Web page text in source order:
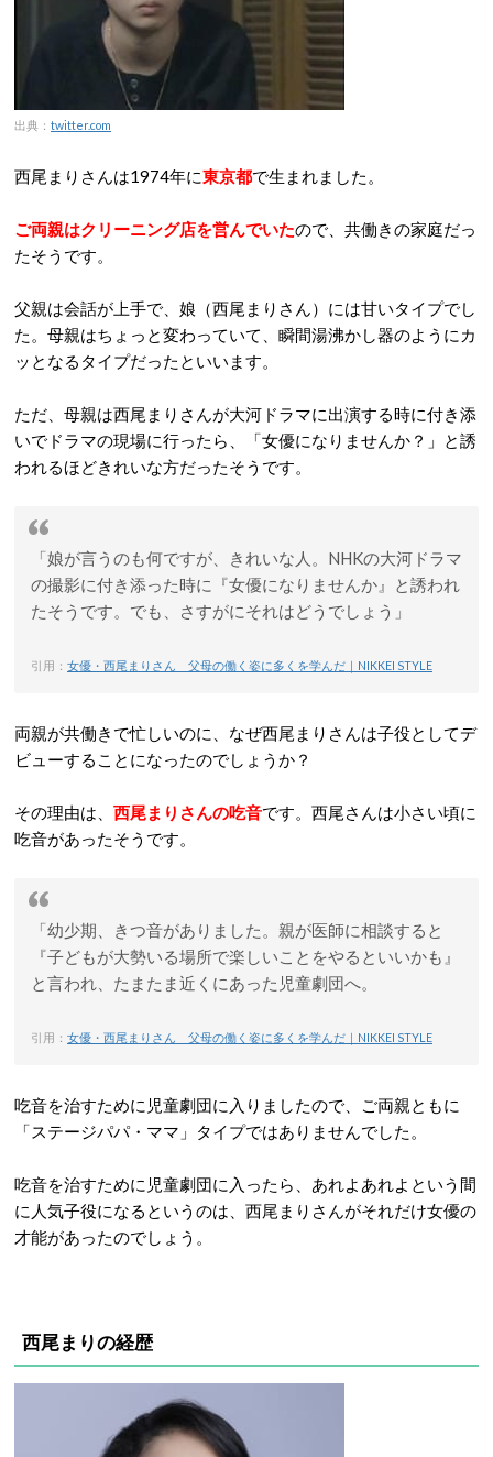
出典： twitter.com
西尾まりさんは1974年に東京都で生まれました。
ご両親はクリーニング店を営んでいたので、共働きの家庭だっ
たそうです。
父親は会話が上手で、娘（西尾まりさん）には甘いタイプでし
た。母親はちょっと変わっていて、瞬間湯沸かし器のようにカ
ッとなるタイプだったといいます。
ただ、母親は西尾まりさんが大河ドラマに出演する時に付き添
いでドラマの現場に行ったら、「女優になりませんか？」と誘
われるほどきれいな方だったそうです。
「娘が言うのも何ですが、きれいな人。NHKの大河ドラマ
の撮影に付き添った時に『女優になりませんか』と誘われ
たそうです。でも、さすがにそれはどうでしょう」
引用： 女優・西尾まりさん 父母の働く姿に多くを学んだ｜NIKKEI STYLE
両親が共働きで忙しいのに、なぜ西尾まりさんは子役としてデ
ビューすることになったのでしょうか？
その理由は、 西尾まりさんの吃音です。西尾さんは小さい頃に
吃音があったそうです。
「幼少期、きつ音がありました。親が医師に相談すると
『子どもが大勢いる場所で楽しいことをやるといいかも』
と言われ、たまたま近くにあった児童劇団へ。
引用： 女優・西尾まりさん 父母の働く姿に多くを学んだ｜NIKKEI STYLE
吃音を治すために児童劇団に入りましたので、ご両親ともに
「ステージパパ・ママ」タイプではありませんでした。
吃音を治すために児童劇団に入ったら、あれよあれよという間
に人気子役になるというのは、西尾まりさんがそれだけ女優の
才能があったのでしょう。
西尾まりの経歴